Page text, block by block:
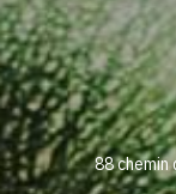
88 chemin